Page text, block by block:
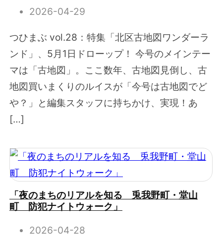
2026-04-29
つひまぶ vol.28：特集「北区古地図ワンダーラ
ンド」、5月1日ドローップ！ 今号のメインテー
マは「古地図」。ここ数年、古地図見倒し、古
地図買いまくりのルイスが「今号は古地図でど
や？」と編集スタッフに持ちかけ、実現！あ
[…]
「夜のまちのリアルを知る 兎我野町・堂山
町 防犯ナイトウォーク」
2026-04-28